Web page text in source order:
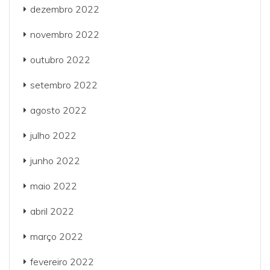
dezembro 2022
novembro 2022
outubro 2022
setembro 2022
agosto 2022
julho 2022
junho 2022
maio 2022
abril 2022
março 2022
fevereiro 2022